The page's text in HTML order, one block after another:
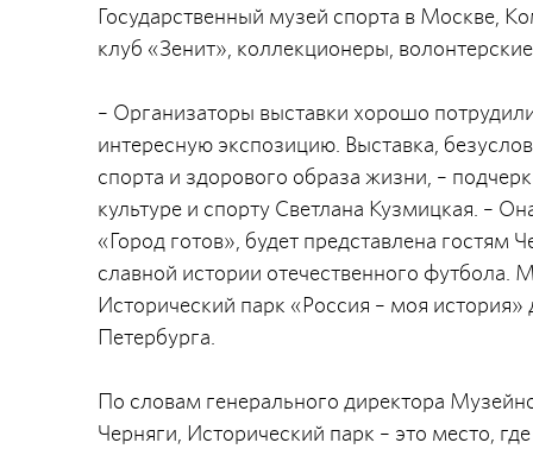
Государственный музей спорта в Москве,
клуб «Зенит», коллекционеры,
– Организаторы выставки хорошо
интересную экспозицию. Выставка,
спорта и здорового образа жизни, –
культуре и спорту Светлана Кузмицкая. –
«Город готов», будет представлена
славной истории отечественного
Исторический парк «Россия – моя
Петербурга.
По словам генерального директора
Черняги, Исторический парк – это место,